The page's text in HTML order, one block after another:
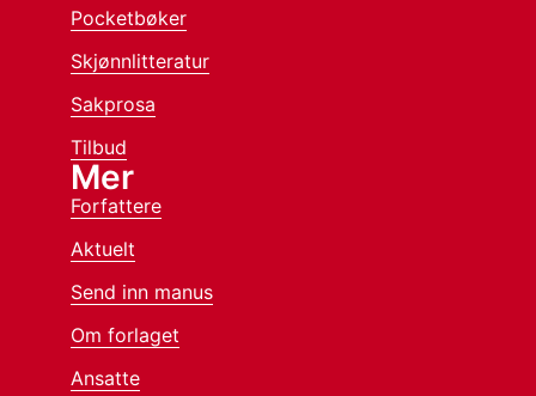
Pocketbøker
Skjønnlitteratur
Sakprosa
Tilbud
Mer
Forfattere
Aktuelt
Send inn manus
Om forlaget
Ansatte